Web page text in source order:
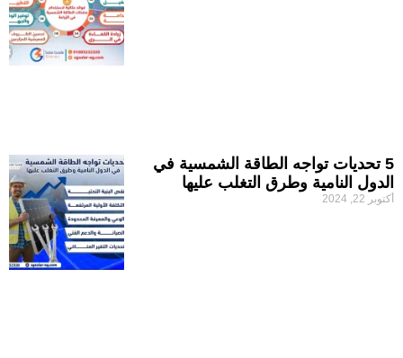
5 تحديات تواجه الطاقة الشمسية في
الدول النامية وطرق التغلب عليها
أكتوبر 22, 2024